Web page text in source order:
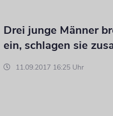
Drei junge Männer
ein, schlagen sie
11.09.2017 16:25 Uhr